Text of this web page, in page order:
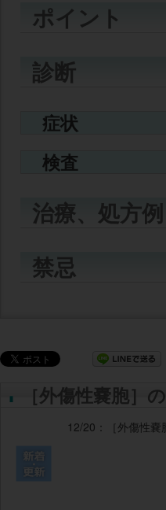
ポイント
診断
症状
検査
治療、処方例
禁忌
［外傷性嚢胞］
12/20： ［外傷性